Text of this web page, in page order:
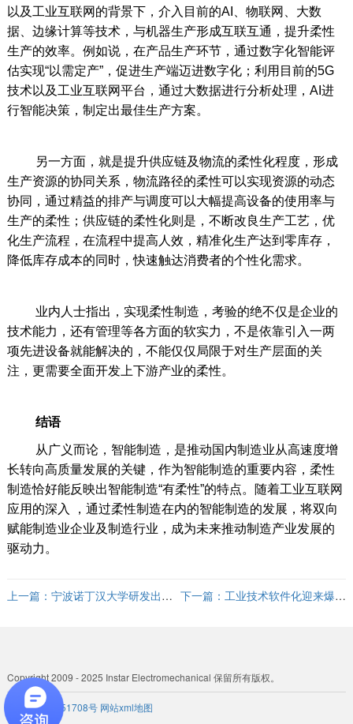
以及工业互联网的背景下，介入目前的AI、物联网、大数
据、边缘计算等技术，与机器生产形成互联互通，提升柔性
生产的效率。例如说，在产品生产环节，通过数字化智能评
估实现“以需定产”，促进生产端迈进数字化；利用目前的5G
技术以及工业互联网平台，通过大数据进行分析处理，AI进
行智能决策，制定出最佳生产方案。
另一方面，就是提升供应链及物流的柔性化程度，形成
生产资源的协同关系，物流路径的柔性可以实现资源的动态
协同，通过精益的排产与调度可以大幅提高设备的使用率与
生产的柔性；供应链的柔性化则是，不断改良生产工艺，优
化生产流程，在流程中提高人效，精准化生产达到零库存，
降低库存成本的同时，快速触达消费者的个性化需求。
业内人士指出，实现柔性制造，考验的绝不仅是企业的
技术能力，还有管理等各方面的软实力，不是依靠引入一两
项先进设备就能解决的，不能仅仅局限于对生产层面的关
注，更需要全面开发上下游产业的柔性。
结语
从广义而论，智能制造，是推动国内制造业从高速度增
长转向高质量发展的关键，作为智能制造的重要内容，柔性
制造恰好能反映出智能制造“有柔性”的特点。随着工业互联网
应用的深入 ，通过柔性制造在内的智能制造的发展，将双向
赋能制造业企业及制造行业，成为未来推动制造产业发展的
驱动力。
上一篇： 宁波诺丁汉大学研发出五 下一篇：工业技术软件化迎来爆发
Copyright 2009 - 2025 Instar Electromechanical 保留所有版权。
粤ICP备 19051708号 网站xml地图